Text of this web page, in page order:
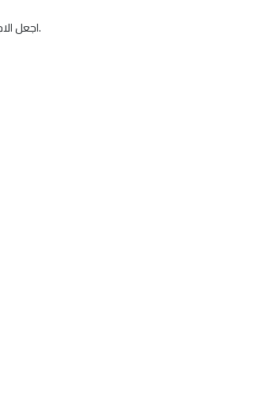
اجعل الاجتماعات أكثر تفاعلية والدروس أكثر فعالية مع هذه السبورة المبتكرة التي تأخذ ملاحظاتك إلى المستوى التالي.